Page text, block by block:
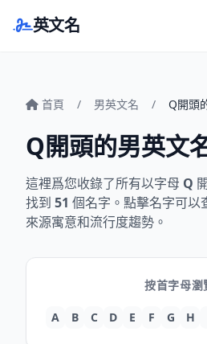
英文名
首頁 / 男英文名 / Q開頭
Q開頭的男英文
這裡爲您收錄了所有以字母 Q
找到 51 個名字。點擊名字可以
來源寓意和流行度趨勢。
按首字母瀏
A B C D E F G H